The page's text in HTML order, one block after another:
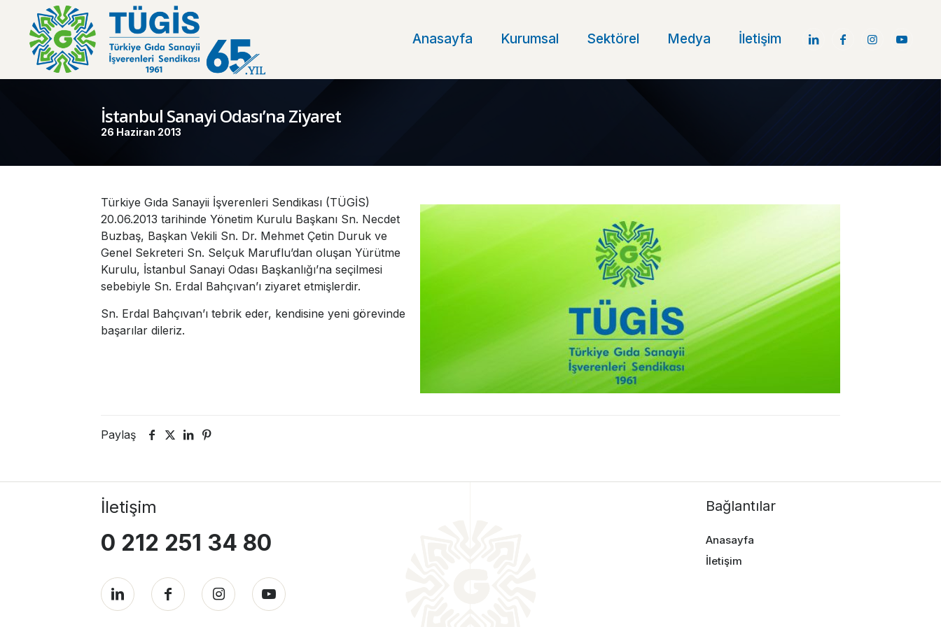
Anasayfa Kurumsal Sektörel Medya İletişim
İstanbul Sanayi Odası’na Ziyaret
26 Haziran 2013
Türkiye Gıda Sanayii İşverenleri Sendikası (TÜGİS)
20.06.2013 tarihinde Yönetim Kurulu Başkanı Sn. Necdet
Buzbaş, Başkan Vekili Sn. Dr. Mehmet Çetin Duruk ve
Genel Sekreteri Sn. Selçuk Maruflu’dan oluşan Yürütme
Kurulu, İstanbul Sanayi Odası Başkanlığı’na seçilmesi
sebebiyle Sn. Erdal Bahçıvan’ı ziyaret etmişlerdir.
Sn. Erdal Bahçıvan’ı tebrik eder, kendisine yeni görevinde
başarılar dileriz.
Paylaş
İletişim
0 212 251 34 80
Bağlantılar
Anasayfa
İletişim